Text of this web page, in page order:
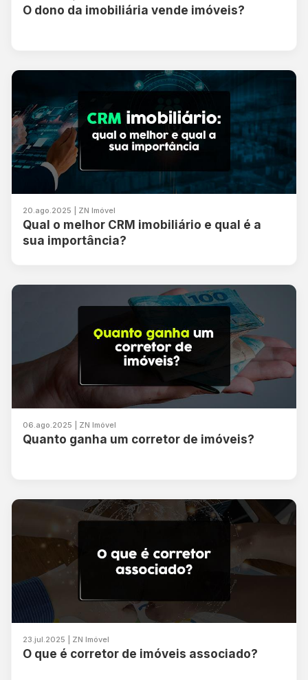
O dono da imobiliária vende imóveis?
20.ago.2025 | ZN Imóvel
Qual o melhor CRM imobiliário e qual é a
sua importância?
06.ago.2025 | ZN Imóvel
Quanto ganha um corretor de imóveis?
23.jul.2025 | ZN Imóvel
O que é corretor de imóveis associado?